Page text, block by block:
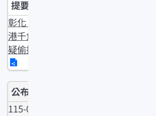
彰化 王功漁
港千魚暴斃
疑偷排廢水
115-04-09